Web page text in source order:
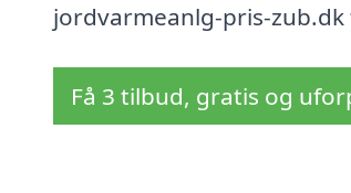
jordvarmeanlg-pris-
Få 3 tilbud, gratis og